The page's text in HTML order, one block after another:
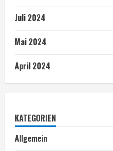
Juli 2024
Mai 2024
April 2024
KATEGORIEN
Allgemein